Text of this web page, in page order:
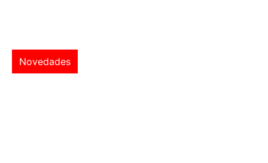
Novedades